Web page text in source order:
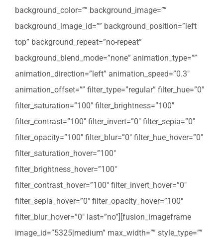
background_color=”” background_image=””
background_image_id=”” background_position=”left
top” background_repeat=”no-repeat”
background_blend_mode=”none” animation_type=””
animation_direction=”left” animation_speed=”0.3″
animation_offset=”” filter_type=”regular” filter_hue=”0″
filter_saturation=”100″ filter_brightness=”100″
filter_contrast=”100″ filter_invert=”0″ filter_sepia=”0″
filter_opacity=”100″ filter_blur=”0″ filter_hue_hover=”0″
filter_saturation_hover=”100″
filter_brightness_hover=”100″
filter_contrast_hover=”100″ filter_invert_hover=”0″
filter_sepia_hover=”0″ filter_opacity_hover=”100″
filter_blur_hover=”0″ last=”no”][fusion_imageframe
image_id=”5325|medium” max_width=”” style_type=””